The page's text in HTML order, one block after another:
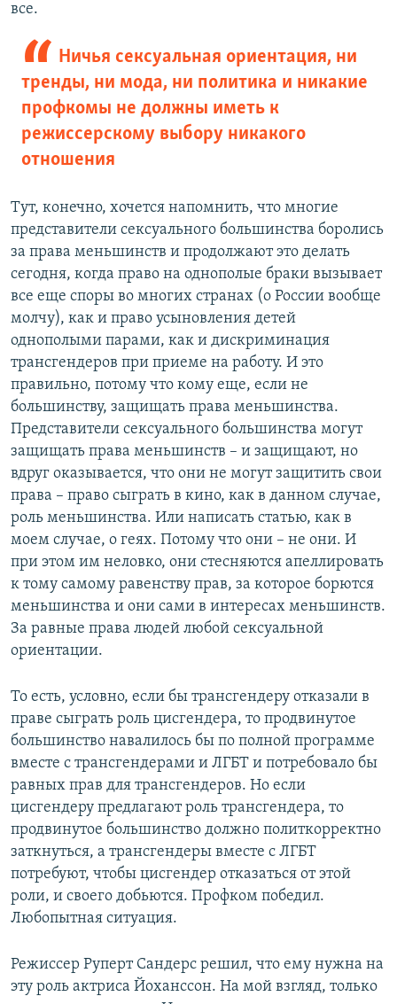
все.
Ничья сексуальная ориентация, ни
тренды, ни мода, ни политика и никакие
профкомы не должны иметь к
режиссерскому выбору никакого
отношения
Тут, конечно, хочется напомнить, что многие
представители сексуального большинства боролись
за права меньшинств и продолжают это делать
сегодня, когда право на однополые браки вызывает
все еще споры во многих странах (о России вообще
молчу), как и право усыновления детей
однополыми парами, как и дискриминация
трансгендеров при приеме на работу. И это
правильно, потому что кому еще, если не
большинству, защищать права меньшинства.
Представители сексуального большинства могут
защищать права меньшинств – и защищают, но
вдруг оказывается, что они не могут защитить свои
права – право сыграть в кино, как в данном случае,
роль меньшинства. Или написать статью, как в
моем случае, о геях. Потому что они – не они. И
при этом им неловко, они стесняются апеллировать
к тому самому равенству прав, за которое борются
меньшинства и они сами в интересах меньшинств.
За равные права людей любой сексуальной
ориентации.
То есть, условно, если бы трансгендеру отказали в
праве сыграть роль цисгендера, то продвинутое
большинство навалилось бы по полной программе
вместе с трансгендерами и ЛГБТ и потребовало бы
равных прав для трансгендеров. Но если
цисгендеру предлагают роль трансгендера, то
продвинутое большинство должно политкорректно
заткнуться, а трансгендеры вместе с ЛГБТ
потребуют, чтобы цисгендер отказаться от этой
роли, и своего добьются. Профком победил.
Любопытная ситуация.
Режиссер Руперт Сандерс решил, что ему нужна на
эту роль актриса Йоханссон. На мой взгляд, только